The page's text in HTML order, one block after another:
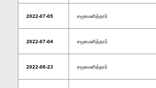
2022-07-05 சமூகமளித்தார்
2022-07-04 சமூகமளித்தார்
2022-06-23 சமூகமளித்தார்